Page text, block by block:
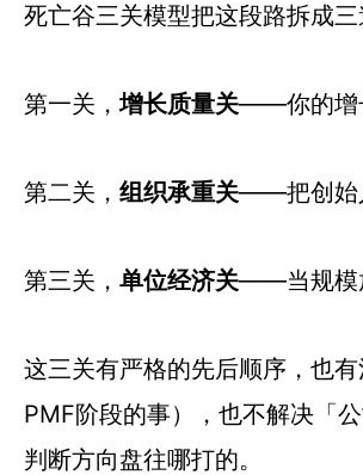
死亡谷三关模型把这段路拆成
第一关，增长质量关——你的增
第二关， 组织承重关——把创始
第三关， 单位经济关——当规模
这三关有严格的先后顺序，也
PMF阶段的事），也不解决「
判断方向盘往哪打的。